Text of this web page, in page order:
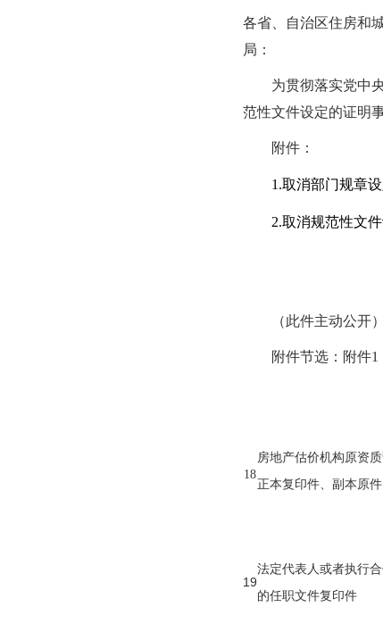
各省、自治区住房和
局：
为贯彻落实党中
范性文件设定的证明
附件：
1.取消部门规章
2.取消规范性文
（此件主动公开）
附件节选： 附件
18
房地产估价机构原资
正本复印件、副本原件
19
法定代表人或者执行合
的任职文件复印件